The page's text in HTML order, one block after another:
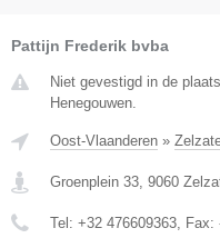
Pattijn Frederik bvba
Niet gevestigd in de
Henegouwen.
Oost-Vlaanderen »
Groenplein 33, 9060
Tel: +32 476609363, Fax: